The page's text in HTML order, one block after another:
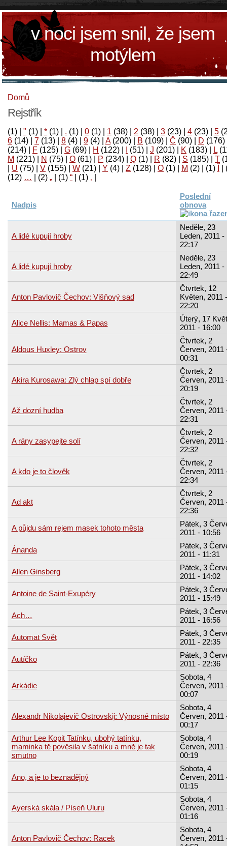
v noci jsem snil, že jsem
motýlem
Domů
Rejstřík
(1) " (1) * (1) . (1) 0 (1) 1 (38) 2 (38) 3 (23) 4 (23) 5
6 (14) 7 (13) 8 (4) 9 (4) A(200) B (109) Č (90) D (176)
(214)
F (125) G (69) H (122) (51) J (201) K (183) L
M (221) N (75) O (61) P (234) Q (1) R (82) S (185) T
U (75) V (155) W (21) Y (4) Z (128) Ο (1) М (2)
(1)
‚
(1)
“
(1)
„
(2)
…
(12)
Nadpis
Poslední
obnova
A lidé kupují hroby
Neděle, 23
Leden, 2011 -
22:17
A lidé kupují hroby
Neděle, 23
Leden, 2011 -
22:49
Anton Pavlovič Čechov: Višňový sad
Čtvrtek, 12
Květen, 2011 -
22:20
Alice Nellis: Mamas & Papas
Úterý, 17
2011 - 16:00
Aldous Huxley: Ostrov
Čtvrtek, 2
Červen, 2011
00:31
Akira Kurosawa: Zlý chlap spí dobře
Čtvrtek, 2
Červen, 2011
20:19
Až dozní hudba
Čtvrtek, 2
Červen, 2011
22:31
A rány zasypejte solí
Čtvrtek, 2
Červen, 2011
22:32
A kdo je to člověk
Čtvrtek, 2
Červen, 2011
22:34
Ad akt
Čtvrtek, 2
Červen, 2011
22:36
A půjdu sám rejem masek tohoto města
Pátek, 3
2011 - 10:56
Ánanda
Pátek, 3
2011 - 11:31
Allen Ginsberg
Pátek, 3
2011 - 14:02
Antoine de Saint-Exupéry
Pátek, 3
2011 - 15:49
Ach…
Pátek, 3
2011 - 16:56
Automat Svět
Pátek, 3
2011 - 22:35
Autíčko
Pátek, 3
2011 - 22:36
Arkádie
Sobota, 4
Červen, 2011
00:07
Alexandr Nikolajevič Ostrovskij: Výnosné místo
Sobota, 4
Červen, 2011
00:17
Arthur Lee Kopit Tatínku, ubohý tatínku,
maminka tě pověsila v šatníku a mně je tak
smutno
Sobota, 4
Červen, 2011
00:19
Ano, a je to beznadějný
Sobota, 4
Červen, 2011
01:15
Ayerská skála / Píseň Uluru
Sobota, 4
Červen, 2011
01:16
Anton Pavlovič Čechov: Racek
Sobota, 4
Červen, 2011